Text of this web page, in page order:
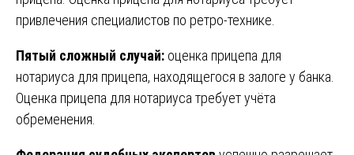
привлечения специалистов по ретро-технике.
Пятый сложный случай: оценка прицепа для
нотариуса для прицепа, находящегося в залоге у банка.
Оценка прицепа для нотариуса требует учёта
обременения.